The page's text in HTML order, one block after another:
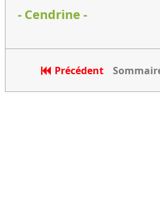
- Cendrine -
Précédent